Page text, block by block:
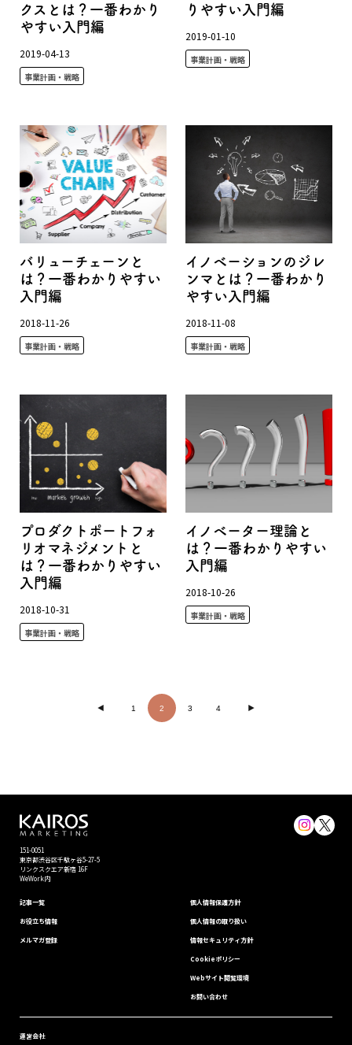
クスとは？一番わかり
やすい入門編
2019-04-13
事業計画・戦略
りやすい入門編
2019-01-10
事業計画・戦略
バリューチェーンと
は？一番わかりやすい
入門編
2018-11-26
事業計画・戦略
イノベーションのジレ
ンマとは？一番わかり
やすい入門編
2018-11-08
事業計画・戦略
プロダクトポートフォ
リオマネジメントと
は？一番わかりやすい
入門編
2018-10-31
事業計画・戦略
イノベーター理論と
は？一番わかりやすい
入門編
2018-10-26
事業計画・戦略
1 2 3 4
151-0051
東京都渋⾕区千駄ヶ谷5-27-5
リンクスクエア新宿 16F
WeWork内
記事一覧
お役立ち情報
メルマガ登録
個⼈情報保護⽅針
個人情報の取り扱い
情報セキュリティ⽅針
Cookieポリシー
Webサイト閲覧環境
お問い合わせ
運営会社